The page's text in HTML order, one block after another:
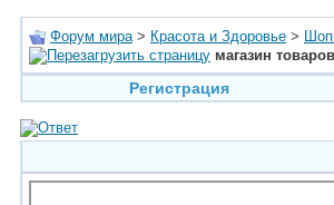
Форум мира > Красота и Здоровье >
магазин
Регистрация